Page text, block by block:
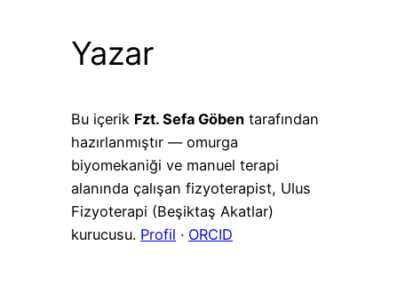
Yazar
Bu içerik Fzt. Sefa Göben tarafından
hazırlanmıştır — omurga
biyomekaniği ve manuel terapi
alanında çalışan fizyoterapist, Ulus
Fizyoterapi (Beşiktaş Akatlar)
kurucusu. Profil · ORCID